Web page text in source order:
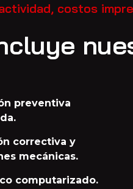
costos
preventiva
correctiva y
mecánicas.
computarizado.